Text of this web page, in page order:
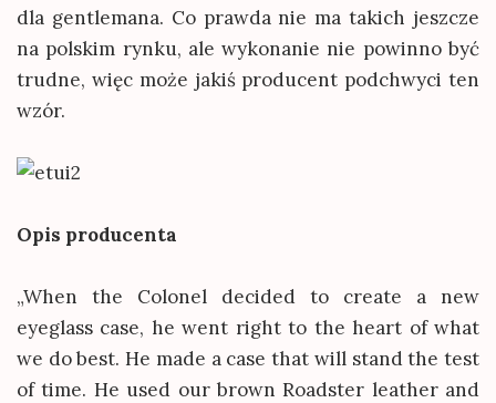
dla gentlemana. Co prawda nie ma takich jeszcze
na polskim rynku, ale wykonanie nie powinno być
trudne, więc może jakiś producent podchwyci ten
wzór.
Opis producenta
„When the Colonel decided to create a new
eyeglass case, he went right to the heart of what
we do best. He made a case that will stand the test
of time. He used our brown Roadster leather and